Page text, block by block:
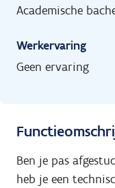
Academische
Werkervaring
Geen ervaring
Ben je pas
heb je een